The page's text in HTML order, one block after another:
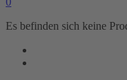
Es befinden sich keine